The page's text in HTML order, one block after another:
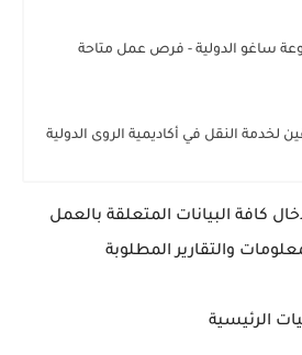
ساغو الدولية - فرص عمل متاحة
لخدمة النقل في أكاديمية الروى الدولية
كافة البيانات المتعلقة بالعمل
والتقارير المطلوبة
الرئيسية